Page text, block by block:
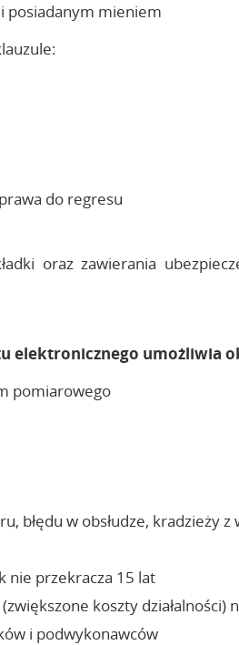
posiadanym mieniem
do regresu
oraz zawierania
elektronicznego umożliwia
pomiarowego
błędu w obsłudze, kradzieży z
nie przekracza 15 lat
koszty
i podwykonawców